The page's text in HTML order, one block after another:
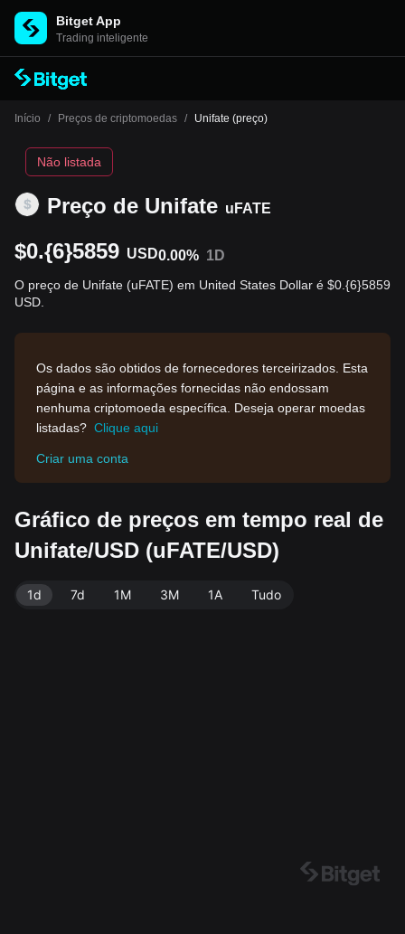
Bitget App
Trading inteligente
Início / Preços de criptomoedas / Unifate (preço)
Preço de Unifate uFATE
Não listada
$0.{6}5859 USD0.00% 1D
O preço de Unifate (uFATE) em United States Dollar é $0.{6}5859
USD.
Os dados são obtidos de fornecedores terceirizados. Esta
página e as informações fornecidas não endossam
nenhuma criptomoeda específica. Deseja operar moedas
listadas? Clique aqui
Criar uma conta
Gráfico de preços em tempo real de
Unifate/USD (uFATE/USD)
1d 7d 1M 3M 1A Tudo